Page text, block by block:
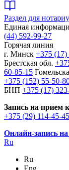
Раздел для
Единая
(44) 592-99-27
Горячая линия
г. Минск +375 (17)
Брестская обл.
60-85-15
+375 (152) 55-50-
БНП +375 (17)
Запись на прием
+375 (29) 114-45-45
Онлайн-запись
Ru
Ru
Eng